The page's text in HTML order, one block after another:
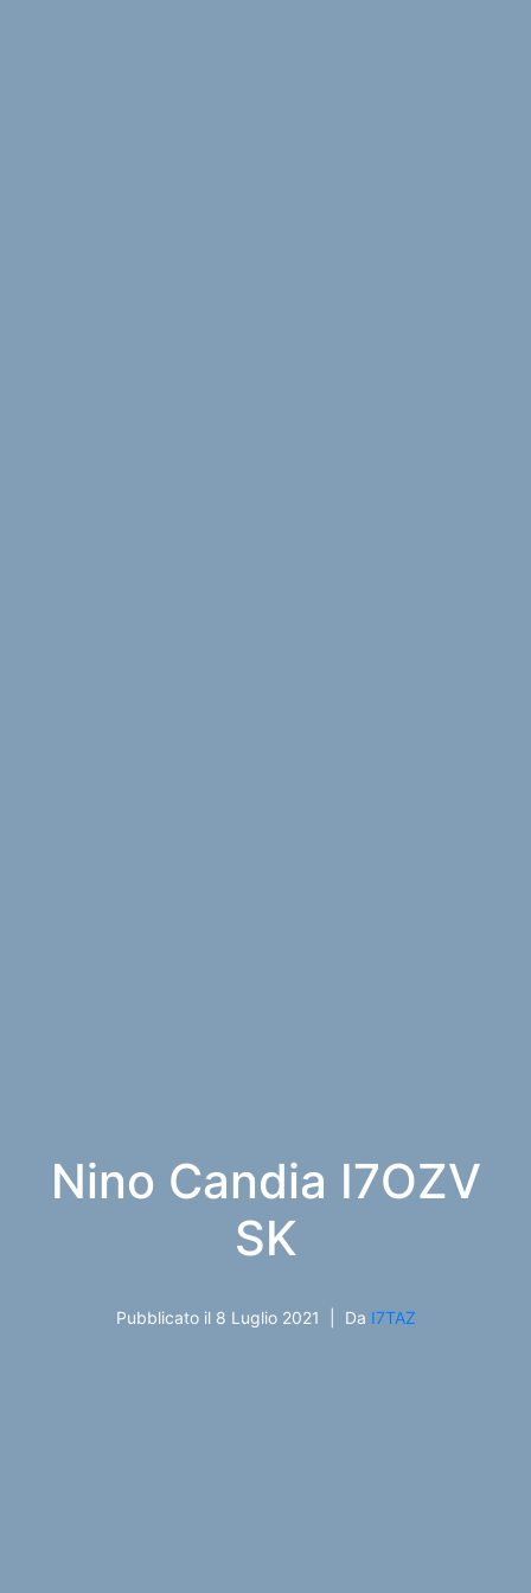
Nino Candia I7OZV
SK
Pubblicato il 8 Luglio 2021 Da I7TAZ